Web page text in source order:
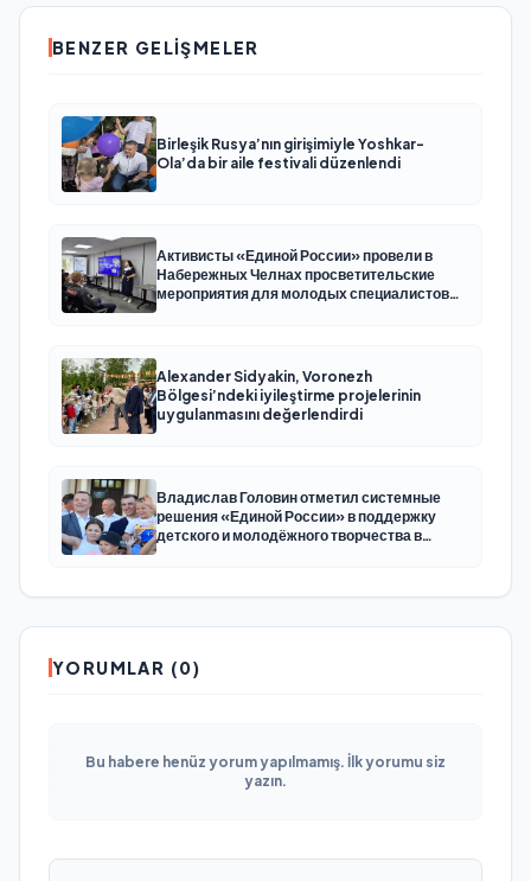
BENZER GELIŞMELER
Birleşik Rusya’nın girişimiyle Yoshkar-
Ola’da bir aile festivali düzenlendi
Активисты «Единой России» провели в
Набережных Челнах просветительские
мероприятия для молодых специалистов
Alexander Sidyakin, Voronezh
Bölgesi’ndeki iyileştirme projelerinin
uygulanmasını değerlendirdi
Владислав Головин отметил системные
решения «Единой России» в поддержку
детского и молодёжного творчества в
YORUMLAR (0)
Bu habere henüz yorum yapılmamış. İlk yorumu siz
yazın.